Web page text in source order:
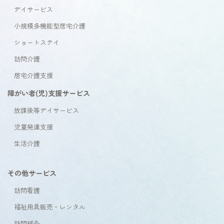
デイサービス
小規模多機能型居宅介護
ショートステイ
訪問介護
居宅介護支援
障がい者(児)支援サービス
放課後等デイサービス
児童発達支援
生活介護
その他サービス
訪問看護
福祉用具販売・レンタル